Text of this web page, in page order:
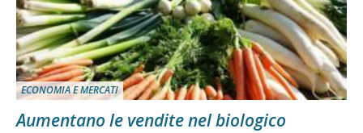
ECONOMIA E MERCATI
Aumentano le vendite nel biologico